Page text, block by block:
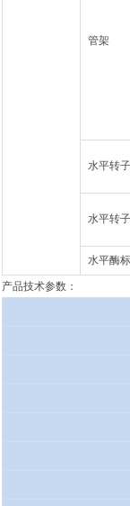
管架
水平转子
水平转子
水平酶
产品技术参数：